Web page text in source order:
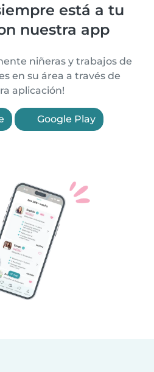
está a tu
nuestra app
niñeras y trabajos de
en su área a través de
aplicación!
Google Play